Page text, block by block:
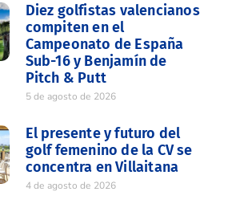
Diez golfistas valencianos
compiten en el
Campeonato de España
Sub-16 y Benjamín de
Pitch & Putt
5 de agosto de 2026
El presente y futuro del
golf femenino de la CV se
concentra en Villaitana
4 de agosto de 2026